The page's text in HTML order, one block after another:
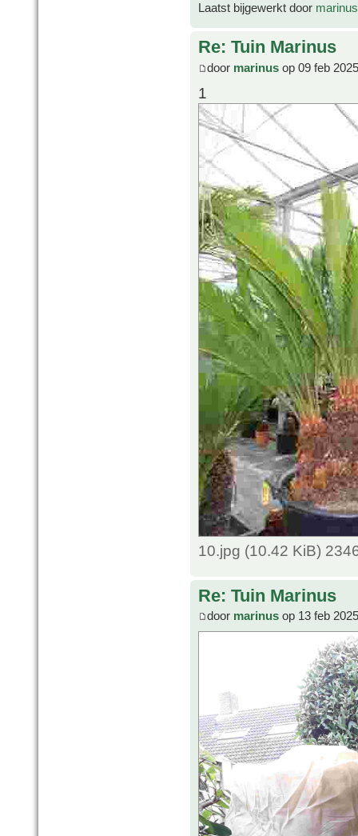
Laatst bijgewerkt door marinus
Re: Tuin Marinus
door marinus op 09 feb
1
10.jpg (10.42 KiB)
Re: Tuin Marinus
door marinus op 13 feb